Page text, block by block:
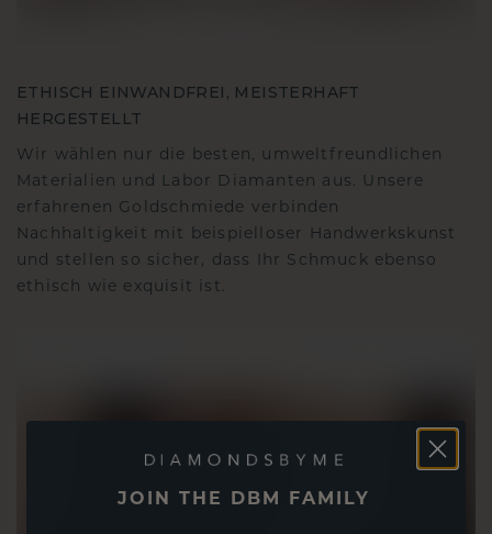
ETHISCH EINWANDFREI, MEISTERHAFT
HERGESTELLT
Wir wählen nur die besten, umweltfreundlichen
Materialien und Labor Diamanten aus. Unsere
erfahrenen Goldschmiede verbinden
Nachhaltigkeit mit beispielloser Handwerkskunst
und stellen so sicher, dass Ihr Schmuck ebenso
ethisch wie exquisit ist.
JOIN THE DBM FAMILY